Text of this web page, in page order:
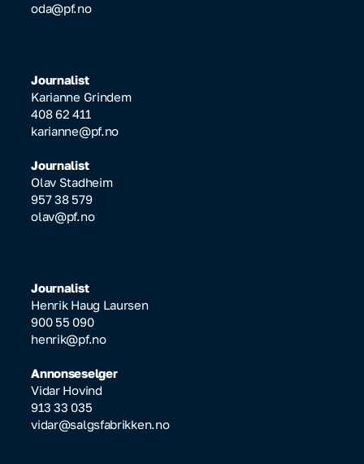
oda@pf.no
Journalist
Karianne Grindem
408 62 411
karianne@pf.no
Journalist
Olav Stadheim
957 38 579
olav@pf.no
Journalist
Henrik Haug Laursen
900 55 090
henrik@pf.no
Annonseselger
Vidar Hovind
913 33 035
vidar@salgsfabrikken.no